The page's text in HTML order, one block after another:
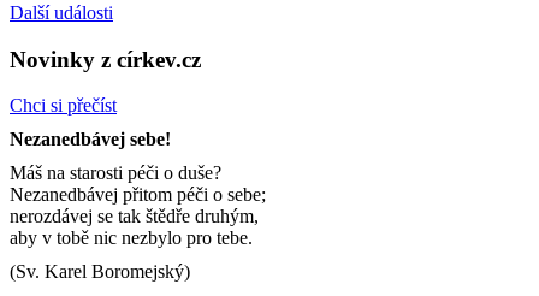
Další události
Novinky z církev.cz
Chci si přečíst
Nezanedbávej sebe!
Máš na starosti péči o duše?
Nezanedbávej přitom péči o sebe;
nerozdávej se tak štědře druhým,
aby v tobě nic nezbylo pro tebe.
(Sv. Karel Boromejský)